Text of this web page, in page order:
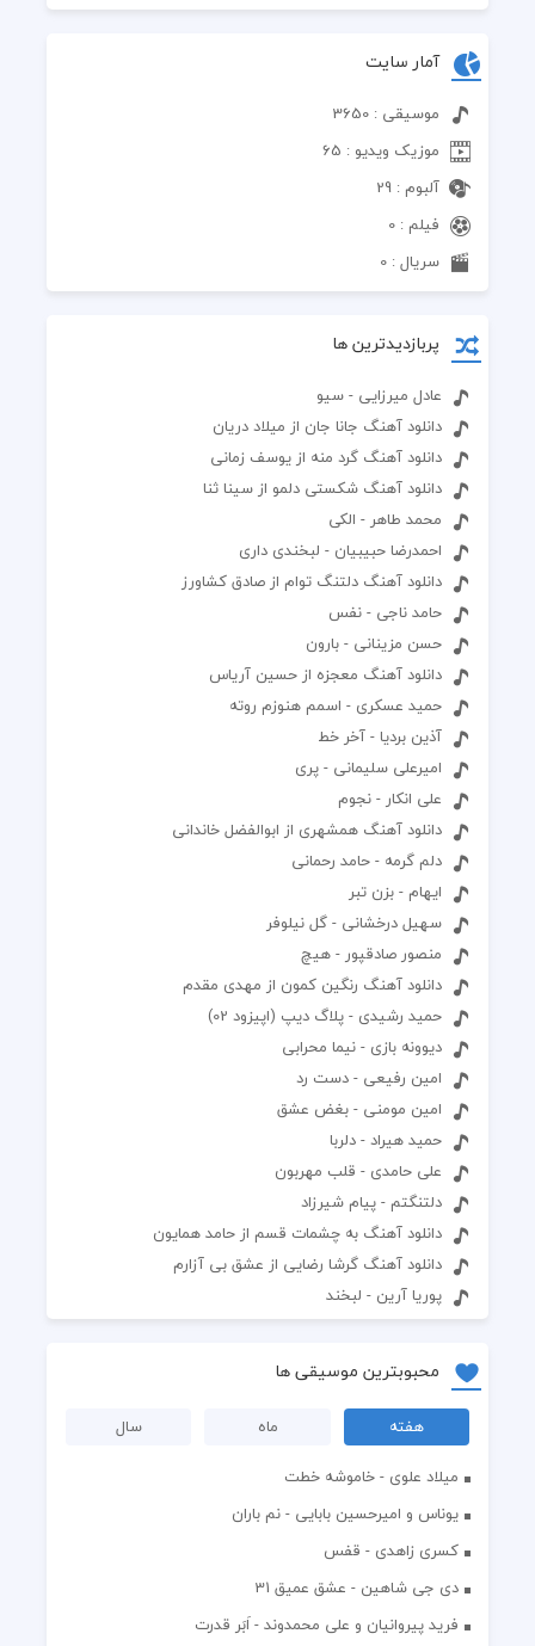
آمار سایت
موسیقی : 3650
موزیک ویدیو : 65
آلبوم : 29
فیلم : 0
سریال : 0
پربازدیدترین ها
عادل میرزایی - سیو
دانلود آهنگ جانا جان از میلاد دریان
دانلود آهنگ گرد منه از یوسف زمانی
دانلود آهنگ شکستی دلمو از سینا ثنا
محمد طاهر - الکی
احمدرضا حبیبیان - لبخندی داری
دانلود آهنگ دلتنگ توام از صادق کشاورز
حامد ناجی - نفس
حسن مزینانی - بارون
دانلود آهنگ معجزه از حسین آریاس
حمید عسکری - اسمم هنوزم روته
آذین بردیا - آخر خط
امیرعلی سلیمانی - پری
علی انکار - نجوم
دانلود آهنگ همشهری از ابوالفضل خاندانی
دلم گرمه - حامد رحمانی
ایهام - بزن تبر
سهیل درخشانی - گل نیلوفر
منصور صادقپور - هیچ
دانلود آهنگ رنگین کمون از مهدی مقدم
حمید رشیدی - پلاگ دیپ (اپیزود 02)
دیوونه بازی - نیما محرابی
امین رفیعی - دست رد
امین مومنی - بغض عشق
حمید هیراد - دلربا
علی حامدی - قلب مهربون
دلتنگتم - پیام شیرزاد
دانلود آهنگ به چشمات قسم از حامد همایون
دانلود آهنگ گرشا رضایی از عشق بی آزارم
پوریا آرین - لبخند
محبوبترین موسیقی ها
هفته ماه
سال
میلاد علوی - خاموشه خطت
یوناس و امیرحسین بابایی - نم باران
کسری زاهدی - قفس
دی جی شاهین - عشق عمیق 31
فرید پیروانیان و علی محمدوند - اَبَر قدرت